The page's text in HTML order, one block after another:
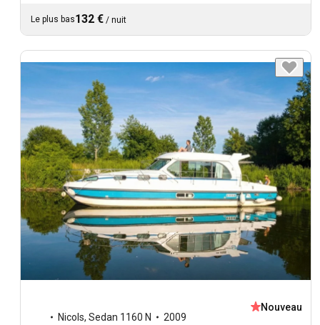
Le plus bas132 € / nuit
Nicols, Sedan 1160 N
2009
Nouveau